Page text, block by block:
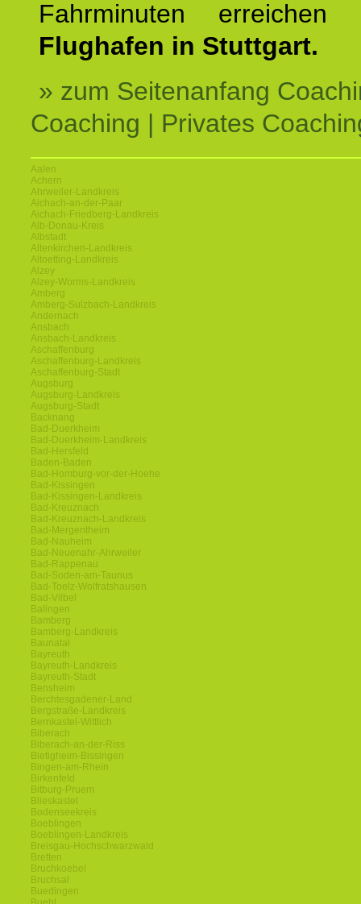
Fahrminuten
Flughafen in Stuttgart.
» zum Seitenanfang
Coaching | Privates
Aalen
Achern
Ahrweiler-Landkreis
Aichach-an-der-Paar
Aichach-Friedberg-Landkreis
Alb-Donau-Kreis
Albstadt
Altenkirchen-Landkreis
Altoetting-Landkreis
Alzey
Alzey-Worms-Landkreis
Amberg
Amberg-Sulzbach-Landkreis
Andernach
Ansbach
Ansbach-Landkreis
Aschaffenburg
Aschaffenburg-Landkreis
Aschaffenburg-Stadt
Augsburg
Augsburg-Landkreis
Augsburg-Stadt
Backnang
Bad-Duerkheim
Bad-Duerkheim-Landkreis
Bad-Hersfeld
Baden-Baden
Bad-Homburg-vor-der-Hoehe
Bad-Kissingen
Bad-Kissingen-Landkreis
Bad-Kreuznach
Bad-Kreuznach-Landkreis
Bad-Mergentheim
Bad-Nauheim
Bad-Neuenahr-Ahrweiler
Bad-Rappenau
Bad-Soden-am-Taunus
Bad-Toelz-Wolfratshausen
Bad-Vilbel
Balingen
Bamberg
Bamberg-Landkreis
Baunatal
Bayreuth
Bayreuth-Landkreis
Bayreuth-Stadt
Bensheim
Berchtesgadener-Land
Bergstraße-Landkreis
Bernkastel-Wittlich
Biberach
Biberach-an-der-Riss
Bietigheim-Bissingen
Bingen-am-Rhein
Birkenfeld
Bitburg-Pruem
Blieskastel
Bodenseekreis
Boeblingen
Boeblingen-Landkreis
Breisgau-Hochschwarzwald
Bretten
Bruchkoebel
Bruchsal
Buedingen